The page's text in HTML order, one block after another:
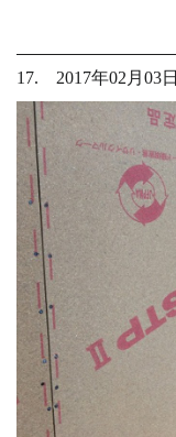
17. 2017年02月03日